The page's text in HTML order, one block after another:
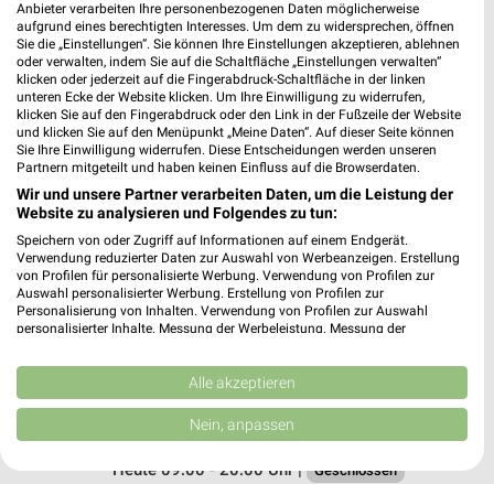
Action Bremen-Gröpelingen
Lindenhofstraße 1-15
28237 Bremen-Gröpelingen
Heute 09:00 - 20:00 Uhr | Geschlossen
319,14 km • Angebote: 1 Prospekt
Action Leipzig
Großer Marktweg 10
04178 Leipzig
Heute 09:00 - 20:00 Uhr | Geschlossen
152,21 km • Angebote: 1 Prospekt
❯
Action Nürnberg
Äußere Bayreuther Straße 80
90491 Nürnberg
Heute 09:00 - 20:00 Uhr | Geschlossen
Anbieter verarbeiten Ihre personenbezogenen Daten möglicherweise
aufgrund eines berechtigten Interesses. Um dem zu widersprechen, öffnen
Sie die „Einstellungen“. Sie können Ihre Einstellungen akzeptieren, ablehnen
oder verwalten, indem Sie auf die Schaltfläche „Einstellungen verwalten“
klicken oder jederzeit auf die Fingerabdruck-Schaltfläche in der linken
unteren Ecke der Website klicken. Um Ihre Einwilligung zu widerrufen,
klicken Sie auf den Fingerabdruck oder den Link in der Fußzeile der Website
und klicken Sie auf den Menüpunkt „Meine Daten“. Auf dieser Seite können
Sie Ihre Einwilligung widerrufen. Diese Entscheidungen werden unseren
Partnern mitgeteilt und haben keinen Einfluss auf die Browserdaten.
Wir und unsere Partner verarbeiten Daten, um die Leistung der
Website zu analysieren und Folgendes zu tun:
Speichern von oder Zugriff auf Informationen auf einem Endgerät.
Verwendung reduzierter Daten zur Auswahl von Werbeanzeigen. Erstellung
von Profilen für personalisierte Werbung. Verwendung von Profilen zur
Auswahl personalisierter Werbung. Erstellung von Profilen zur
Personalisierung von Inhalten. Verwendung von Profilen zur Auswahl
personalisierter Inhalte. Messung der Werbeleistung. Messung der
Kombinationen von Daten aus verschiedenen Quellen. Entwicklung und
Verbesserung der Angebote. Verwendung reduzierter Daten zur Auswahl
von Inhalten.
Daten können außerhalb der Europäischen Union weitergegeben und in die
USA gesendet werden.
Website/App.
Alle akzeptieren
Nein, anpassen